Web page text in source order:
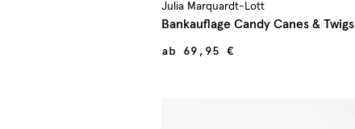
Julia Marquardt-Lott
Bankauflage Candy Canes & Twigs
ab 69,95 €